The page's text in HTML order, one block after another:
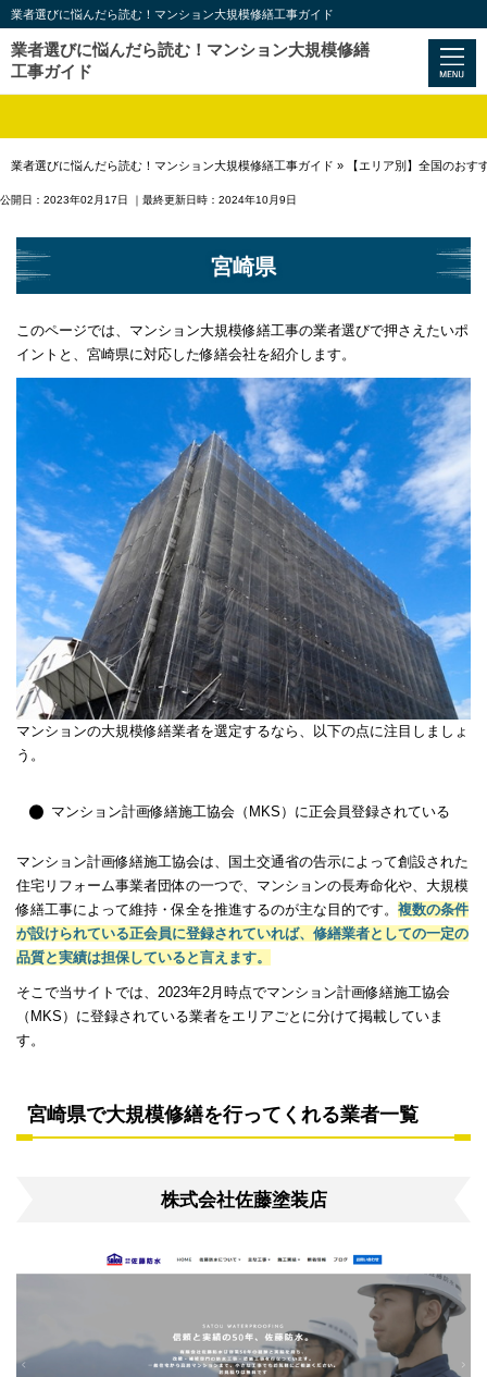
業者選びに悩んだら読む！マンション大規模修繕工事ガイド
業者選びに悩んだら読む！マンション大規模修繕
工事ガイド
業者選びに悩んだら読む！マンション大規模修繕工事ガイド » 【エリア別】全国のおす
公開日：2023年02月17日 ｜最終更新日時：2024年10月9日
宮崎県
このページでは、マンション大規模修繕工事の業者選びで押さえたいポ
イントと、宮崎県に対応した修繕会社を紹介します。
マンションの大規模修繕業者を選定するなら、以下の点に注目しましょ
う。
マンション計画修繕施工協会（MKS）に正会員登録されている
マンション計画修繕施工協会は、国土交通省の告示によって創設された
住宅リフォーム事業者団体の一つで、マンションの長寿命化や、大規模
修繕工事によって維持・保全を推進するのが主な目的です。 複数の条件
が設けられている正会員に登録されていれば、修繕業者としての一定の
品質と実績は担保していると言えます。
そこで当サイトでは、2023年2月時点でマンション計画修繕施工協会
（MKS）に登録されている業者をエリアごとに分けて掲載していま
す。
宮崎県で大規模修繕を行ってくれる業者一覧
株式会社佐藤塗装店